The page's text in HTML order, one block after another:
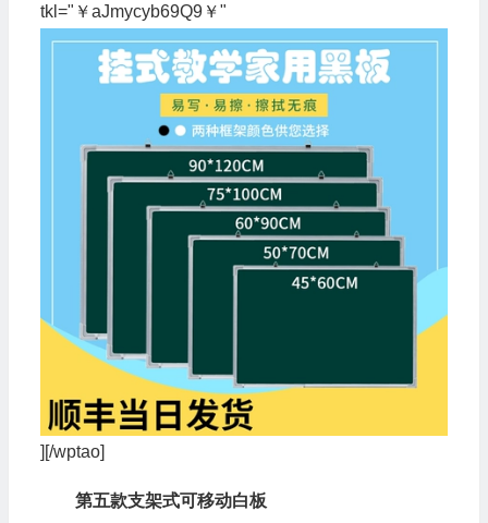
tkl="￥aJmycyb69Q9￥"
][/wptao]
第五款支架式可移动白板